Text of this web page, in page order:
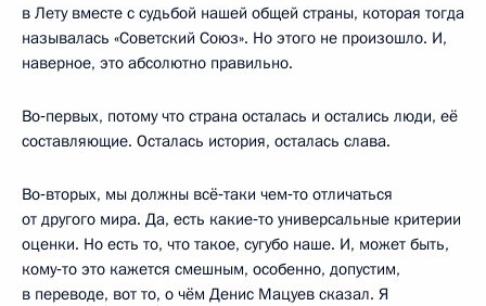
в Лету вместе с судьбой нашей общей страны, которая тогда
называлась «Советский Союз». Но этого не произошло. И,
наверное, это абсолютно правильно.
Во‑первых, потому что страна осталась и остались люди, её
составляющие. Осталась история, осталась слава.
Во‑вторых, мы должны всё‑таки чем‑то отличаться
от другого мира. Да, есть какие‑то универсальные критерии
оценки. Но есть то, что такое, сугубо наше. И, может быть,
кому‑то это кажется смешным, особенно, допустим,
в переводе, вот то, о чём Денис Мацуев сказал. Я